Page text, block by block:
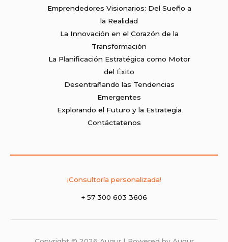
Emprendedores Visionarios: Del Sueño a
la Realidad
La Innovación en el Corazón de la
Transformación
La Planificación Estratégica como Motor
del Éxito
Desentrañando las Tendencias
Emergentes
Explorando el Futuro y la Estrategia
Contáctatenos
¡Consultoría personalizada!
+ 57 300 603 3606